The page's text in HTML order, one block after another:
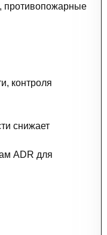
противопожарные
контроля
снижает
ADR для